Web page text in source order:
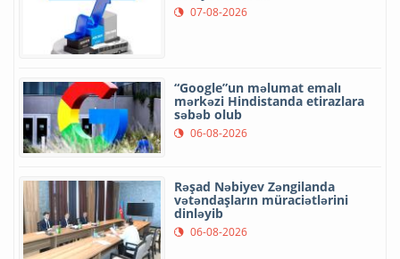
07-08-2026
“Google”un məlumat emalı
mərkəzi Hindistanda etirazlara
səbəb olub
06-08-2026
Rəşad Nəbiyev Zəngilanda
vətəndaşların müraciətlərini
dinləyib
06-08-2026